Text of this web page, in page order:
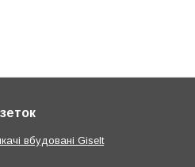
вбудовані Giselt